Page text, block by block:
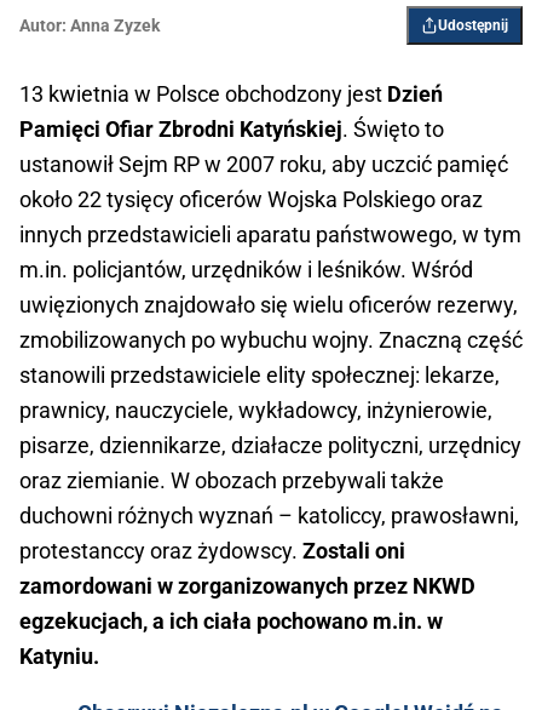
Autor: Anna Zyzek Udostępnij
13 kwietnia w Polsce obchodzony jest Dzień
Pamięci Ofiar Zbrodni Katyńskiej. Święto to
ustanowił Sejm RP w 2007 roku, aby uczcić pamięć
około 22 tysięcy oficerów Wojska Polskiego oraz
innych przedstawicieli aparatu państwowego, w tym
m.in. policjantów, urzędników i leśników. Wśród
uwięzionych znajdowało się wielu oficerów rezerwy,
zmobilizowanych po wybuchu wojny. Znaczną część
stanowili przedstawiciele elity społecznej: lekarze,
prawnicy, nauczyciele, wykładowcy, inżynierowie,
pisarze, dziennikarze, działacze polityczni, urzędnicy
oraz ziemianie. W obozach przebywali także
duchowni różnych wyznań – katoliccy, prawosławni,
protestanccy oraz żydowscy. Zostali oni
zamordowani w zorganizowanych przez NKWD
egzekucjach, a ich ciała pochowano m.in. w
Katyniu.